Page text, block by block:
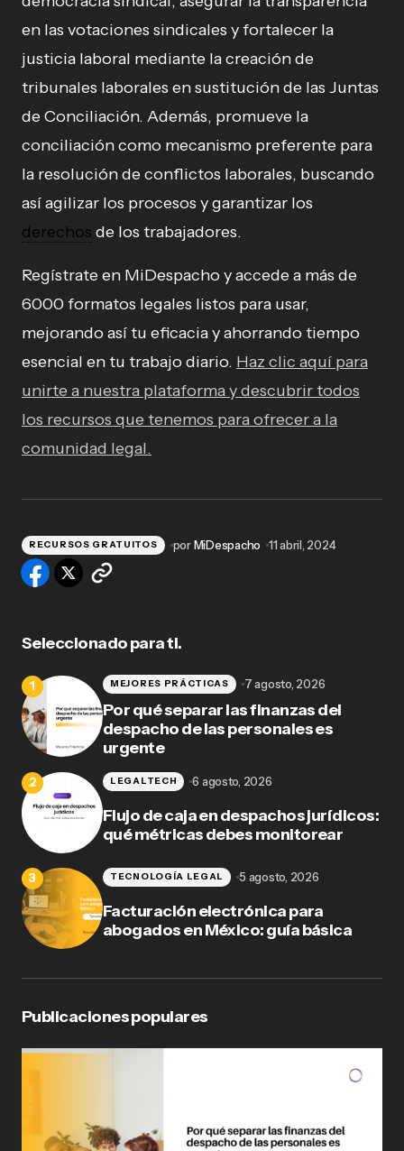
en las votaciones sindicales y fortalecer la
justicia laboral mediante la creación de
tribunales laborales en sustitución de las Juntas
de Conciliación. Además, promueve la
conciliación como mecanismo preferente para
la resolución de conflictos laborales, buscando
así agilizar los procesos y garantizar los
derechos de los trabajadores.
Regístrate en MiDespacho y accede a más de
6000 formatos legales listos para usar,
mejorando así tu eficacia y ahorrando tiempo
esencial en tu trabajo diario. Haz clic aquí para
unirte a nuestra plataforma y descubrir todos
los recursos que tenemos para ofrecer a la
comunidad legal.
RECURSOS GRATUITOS porMiDespacho 11 abril, 2024
Seleccionado para ti.
Por qué separar las finanzas del
despacho de las personales es
urgente
MEJORES PRÁCTICAS 7 agosto, 2026
Flujo de caja en despachos jurídicos:
qué métricas debes monitorear
LEGALTECH 6 agosto, 2026
Facturación electrónica para
abogados en México: guía básica
TECNOLOGÍA LEGAL 5 agosto, 2026
Publicaciones populares